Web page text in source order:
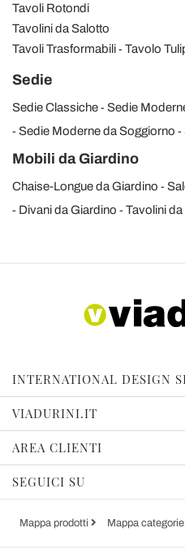
Tavoli Rotondi
Tavolini da Salotto
Tavoli Trasformabili
Tavolo
Sedie
Sedie Classiche
Sedie
Sedie Moderne da Soggiorno
Mobili da Giardino
Chaise-Longue da Giardino
Divani da Giardino
Tavolini
INTERNATIONAL DESIGN
VIADURINI.IT
AREA CLIENTI
SEGUICI SU
Mappa prodotti Mappa categorie